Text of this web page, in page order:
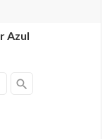
Azul
search